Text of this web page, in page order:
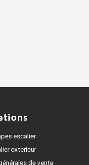
escalier
exterieur
de vente